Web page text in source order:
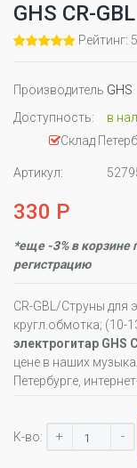
GHS CR-GBL
Рейтинг:
Производитель GHS
Доступность:
в
Склад
Артикул:
330 Р
*еще -3% в корзине
регистрацию
CR-GBL/Струны для
кругл.обмотка; (10-
электрогитар GHS
цене в наших
Петербурге,
К-во: + -